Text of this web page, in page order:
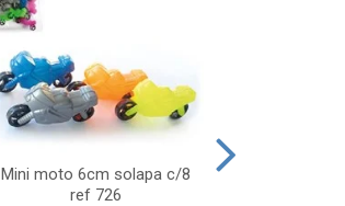
Mini moto 6cm solapa c/8
ref 726